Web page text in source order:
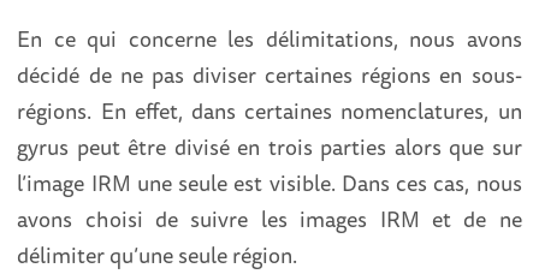
En ce qui concerne les délimitations, nous avons
décidé de ne pas diviser certaines régions en sous-
régions. En effet, dans certaines nomenclatures, un
gyrus peut être divisé en trois parties alors que sur
l’image IRM une seule est visible. Dans ces cas, nous
avons choisi de suivre les images IRM et de ne
délimiter qu’une seule région.